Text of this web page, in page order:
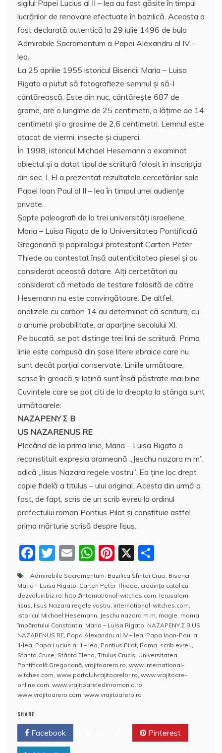
sigilul Papei Lucius al II – lea au fost găsite în timpul
lucrărilor de renovare efectuate în bazilică. Aceasta a
fost declarată autentică la 29 iulie 1496 de bula
Admirabile Sacramentum a Papei Alexandru al IV –
lea.
La 25 aprilie 1955 istoricul Bisericii Maria – Luisa
Rigato a putut să fotografieze semnul şi să-l
cântărească. Este din nuc, cântăreşte 687 de
grame, are o lungime de 25 centimetri, o lăţime de 14
centimetri şi o grosime de 2,6 centimetri. Lemnul este
atacat de viermi, insecte şi ciuperci.
În 1998, istoricul Michael Hesemann a examinat
obiectul şi a datat tipul de scriitură folosit în inscripţia
din sec. I. El a prezentat rezultatele cercetărilor sale
Papei Ioan Paul al II – lea în timpul unei audienţe
private.
Şapte paleografi de la trei universităţi israeliene,
Maria – Luisa Rigato de la Universitatea Pontificală
Gregoriană şi papirologul protestant Carten Peter
Thiede au contestat însă autenticitatea piesei şi au
considerat această datare. Alţi cercetători au
considerat că metoda de testare folosită de către
Hesemann nu este convingătoare. De altfel,
analizele cu carbon 14 au determinat că scriitura, cu
o anume probabilitate, ar aparţine secolului XI.
Pe bucată, se pot distinge trei linii de scriitură. Prima
linie este compusă din şase litere ebraice care nu
sunt decât parţial conservate. Liniile următoare,
scrise în greacă şi latină sunt însă păstrate mai bine.
Cuvintele care se pot citi de la dreapta la stânga sunt
următoarele:
NAZAPENY Σ B
US NAZARENUS RE
Plecând de la prima linie, Maria – Luisa Rigato a
reconstituit expresia arameană „Jeschu nazara m m”,
adică „Iisus Nazara regele vostru”. Ea ţine loc drept
copie fidelă a titulus – ului original. Acesta din urmă a
fost, de fapt, scris de un scrib evreu la ordinul
prefectului roman Pontius Pilat şi constituie astfel
prima mărturie scrisă despre Iisus.
F
a
c
e
b
o
o
k
T
w
itt
er
E
ai
l
W
at
s
A
p
p
Pi
nt
er
e
st
X
a
rt
aj
e
a
z
ă
Admirabile Sacramentum, Bazilica Sfintei Cruci, Bisericii
Maria – Luisa Rigato, Carten Peter Thiede, credinţa catolică,
dezvaluiribiz.ro, http://international-witches.com, Ierusalem,
Iisus, Iisus Nazara regele vostru, international-witches.com,
istoricul Michael Hesemann, Jeschu nazara m m, magie, mama
împăratului Constantin, Maria – Luisa Rigato, NAZAPENY Σ B US
NAZARENUS RE, Papa Alexandru al IV – lea, Papa Ioan-Paul al
II-lea, Papa Lucius al II – lea, Pontius Pilat, Roma, scrib evreu,
Sfanta Cruce, Sfânta Elena, Titulus Crucis, Universitatea
Pontificală Gregoriană, vrajitoarero.ro, www.international-
witches.com, www.portalulvrajitoarelor.ro, www.vrajitoare-
online.com, www.vrajitoareledinromania.ro,
www.vrajitoarero.com, www.vrajitoarero.ro
SHARE
Facebook Pinterest